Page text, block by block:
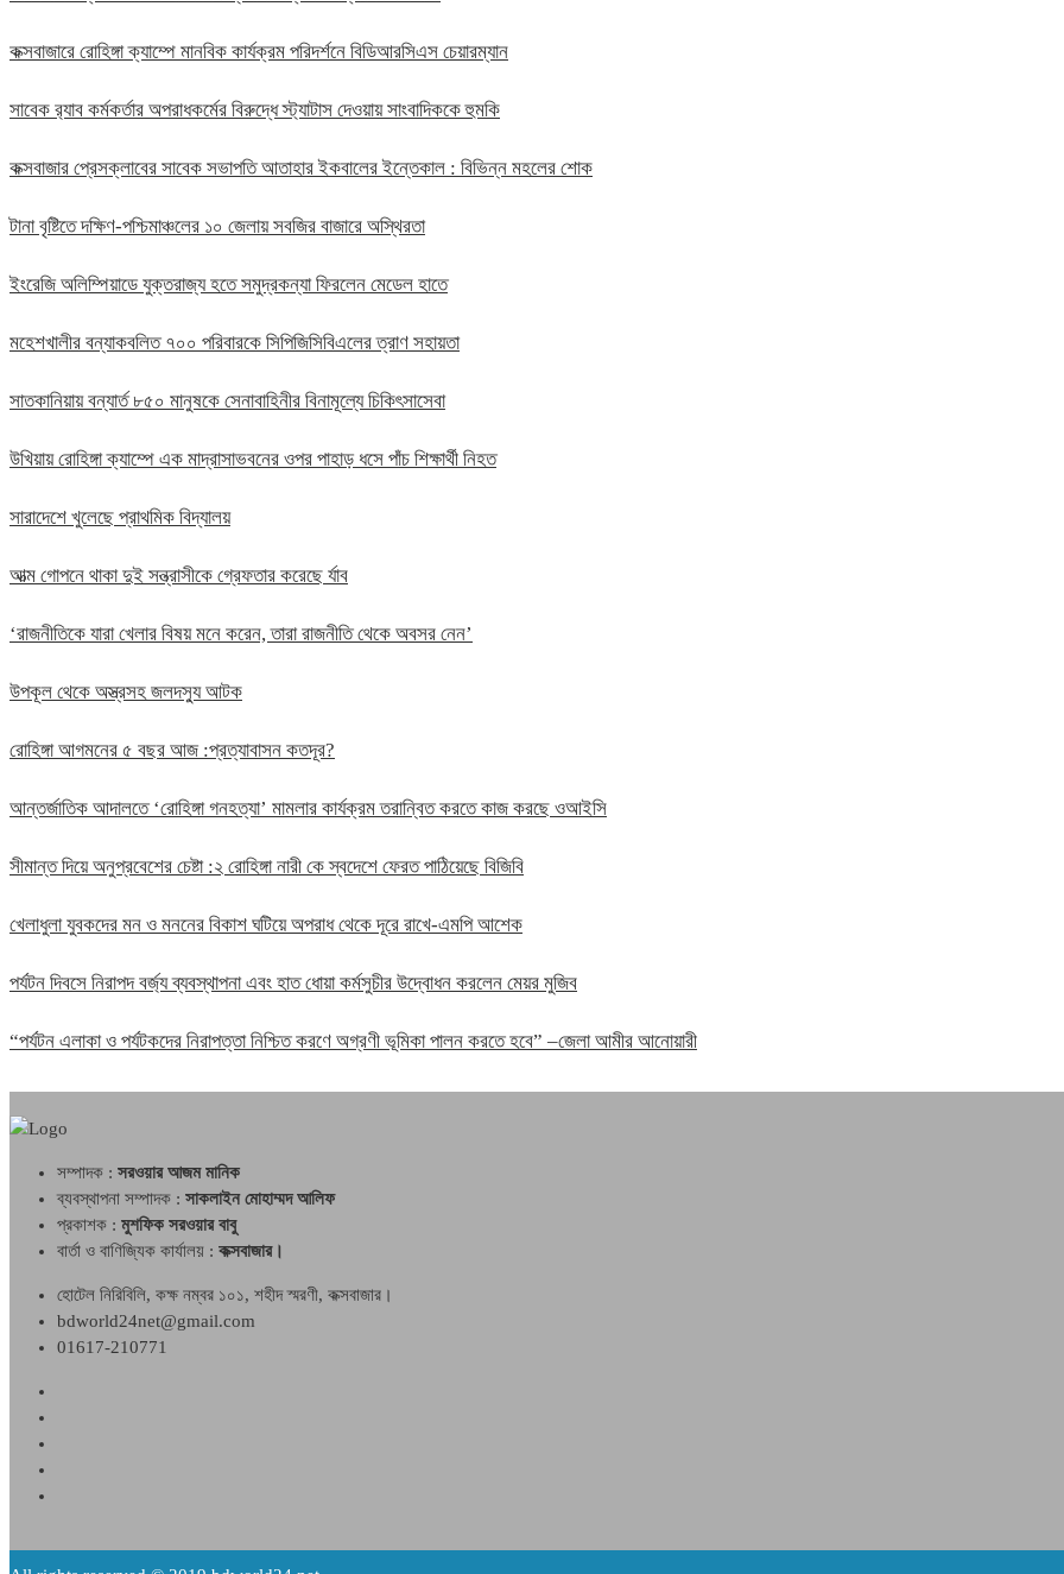
কক্সবাজারে রোহিঙ্গা ক্যাম্পে মানবিক কার্যক্রম পরিদর্শনে বিডিআরসিএস চেয়ারম্যান
সাবেক র‍্যাব কর্মকর্তার অপরাধকর্মের বিরুদ্ধে স্ট্যাটাস দেওয়ায় সাংবাদিককে হুমকি
কক্সবাজার প্রেসক্লাবের সাবেক সভাপতি আতাহার ইকবালের ইন্তেকাল : বিভিন্ন মহলের শোক
টানা বৃষ্টিতে দক্ষিণ-পশ্চিমাঞ্চলের ১০ জেলায় সবজির বাজারে অস্থিরতা
ইংরেজি অলিম্পিয়াডে যুক্তরাজ্য হতে সমুদ্রকন্যা ফিরলেন মেডেল হাতে
মহেশখালীর বন্যাকবলিত ৭০০ পরিবারকে সিপিজিসিবিএলের ত্রাণ সহায়তা
সাতকানিয়ায় বন্যার্ত ৮৫০ মানুষকে সেনাবাহিনীর বিনামূল্যে চিকিৎসাসেবা
উখিয়ায় রোহিঙ্গা ক্যাম্পে এক মাদ্রাসাভবনের ওপর পাহাড় ধসে পাঁচ শিক্ষার্থী নিহত
সারাদেশে খুলেছে প্রাথমিক বিদ্যালয়
আত্ম গোপনে থাকা দুই সন্ত্রাসীকে গ্রেফতার করেছে র্যাব
‘রাজনীতিকে যারা খেলার বিষয় মনে করেন, তারা রাজনীতি থেকে অবসর নেন’
উপকূল থেকে অস্ত্রসহ জলদস্যু আটক
রোহিঙ্গা আগমনের ৫ বছর আজ :প্রত্যাবাসন কতদূর?
আন্তর্জাতিক আদালতে ‘রোহিঙ্গা গনহত্যা’ মামলার কার্যক্রম তরান্বিত করতে কাজ করছে ওআইসি
সীমান্ত দিয়ে অনুপ্রবেশের চেষ্টা :২ রোহিঙ্গা নারী কে স্বদেশে ফেরত পাঠিয়েছে বিজিবি
খেলাধুলা যুবকদের মন ও মননের বিকাশ ঘটিয়ে অপরাধ থেকে দূরে রাখে-এমপি আশেক
পর্যটন দিবসে নিরাপদ বর্জ্য ব্যবস্থাপনা এবং হাত ধোয়া কর্মসুচীর উদ্বোধন করলেন মেয়র মুজিব
“পর্যটন এলাকা ও পর্যটকদের নিরাপত্তা নিশ্চিত করণে অগ্রণী ভূমিকা পালন করতে হবে” –জেলা আমীর আনোয়ারী
সম্পাদক : সরওয়ার আজম মানিক
ব্যবস্থাপনা সম্পাদক : সাকলাইন মোহাম্মদ আলিফ
প্রকাশক : মুশফিক সরওয়ার বাবু
বার্তা ও বাণিজ্যিক কার্যালয় : কক্সবাজার।
হোটেল নিরিবিলি, কক্ষ নম্বর ১০১, শহীদ স্মরণী, কক্সবাজার।
bdworld24net@gmail.com
01617-210771